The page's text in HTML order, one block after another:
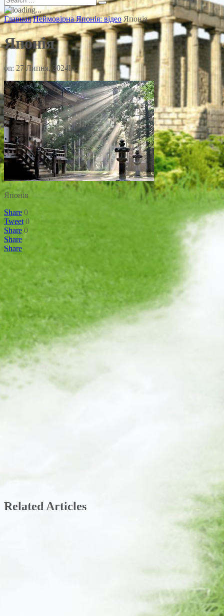
Главная Неймовірна Японія: відео Японія
Японія
on: 27 Липня, 2024In:
Японія
Share 0
Tweet 0
Share 0
Share
Share
Related Articles